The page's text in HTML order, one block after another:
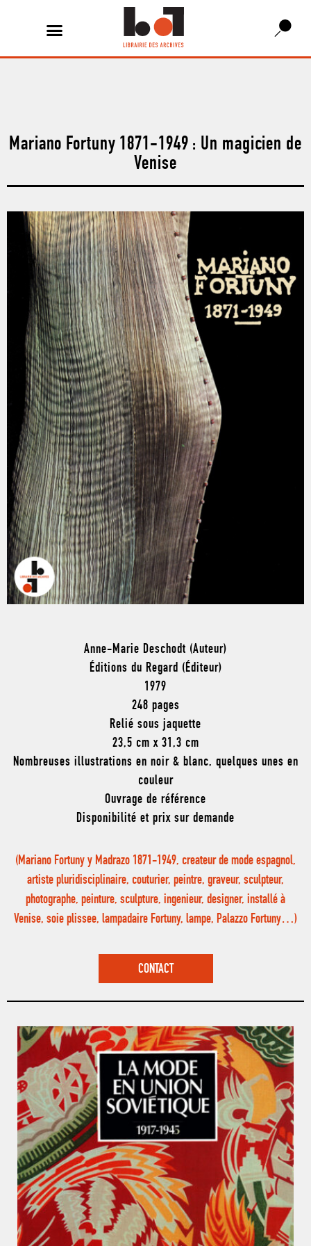
Mariano Fortuny 1871-1949 : Un magicien de
Venise
Anne-Marie Deschodt (Auteur)
Éditions du Regard (Éditeur)
1979
248 pages
Relié sous jaquette
23,5 cm x 31,3 cm
Nombreuses illustrations en noir & blanc, quelques unes en
couleur
Ouvrage de référence
Disponibilité et prix sur demande
(Mariano Fortuny y Madrazo 1871-1949, createur de mode espagnol,
artiste pluridisciplinaire, couturier, peintre, graveur, sculpteur,
photographe, peinture, sculpture, ingenieur, designer, installé à
Venise, soie plissee, lampadaire Fortuny, lampe, Palazzo Fortuny…)
CONTACT